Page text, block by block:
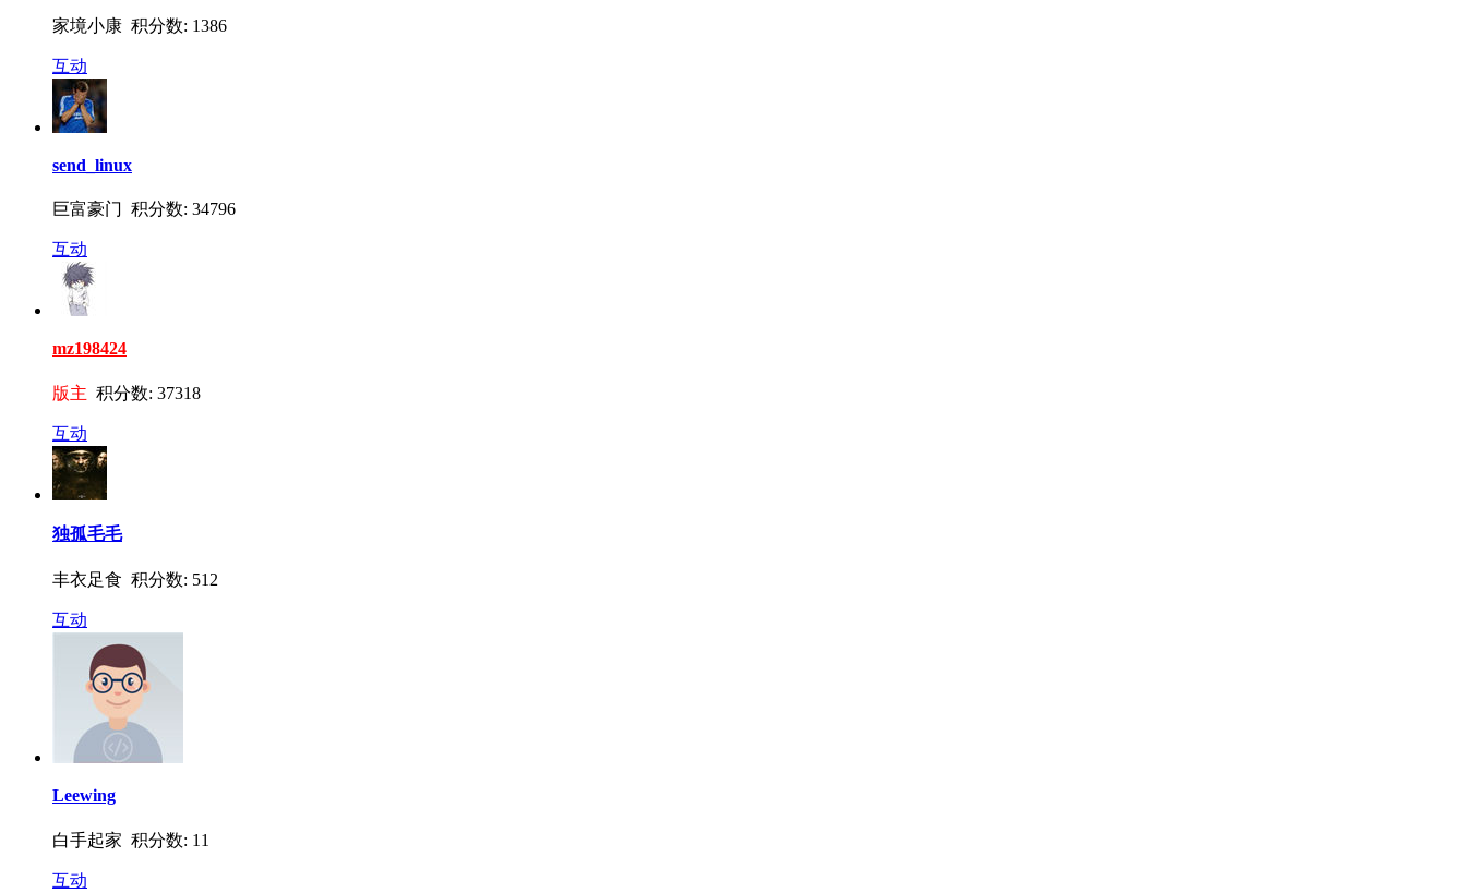
家境小康 积分数: 1386
互动
send_linux
巨富豪门 积分数: 34796
互动
mz198424
版主 积分数: 37318
互动
独孤毛毛
丰衣足食 积分数: 512
互动
Leewing
白手起家 积分数: 11
互动